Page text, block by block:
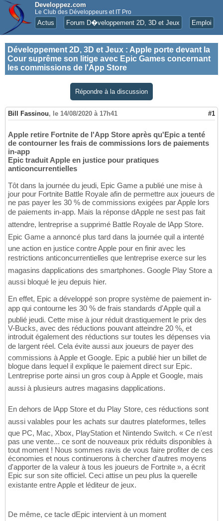
Developpez.com
Le Club des Développeurs et IT Pro
Actus Forum D�veloppement 2D, 3D et Jeux Emploi
Développement 2D, 3D et Jeux : Apple porte devant la
Cour suprême son litige avec Epic Games concernant
les commissions de l'App Store
Répondre à la discussion
Bill Fassinou, le 14/08/2020 à 17h41 #1
Apple retire Fortnite de l'App Store après qu'Epic a tenté
de contourner les frais de commissions lors de paiements
in-app
Epic traduit Apple en justice pour pratiques
anticoncurrentielles
Tôt dans la journée du jeudi, Epic Game a publié une mise à
jour pour Fortnite Battle Royale afin de permettre aux joueurs de
ne pas payer les 30 % de commissions exigées par Apple lors
de paiements in-app. Mais la réponse dApple ne sest pas fait
attendre, lentreprise a supprimé Battle Royale de lApp Store.
Epic Game a annoncé plus tard dans la journée quil a intenté
une action en justice contre Apple pour en finir avec les
restrictions anticoncurrentielles que lentreprise exerce sur les
magasins dapplications des smartphones. Google Play Store a
aussi bloqué le jeu depuis hier.
En effet, Epic a développé son propre système de paiement in-
app qui contourne les 30 % de frais standards d'Apple quil a
publié jeudi. Cette mise à jour réduit drastiquement le prix des
V-Bucks, avec des réductions pouvant atteindre 20 %, et
introduit également des réductions sur toutes les dépenses via
de largent réel. Cela évite aussi aux joueurs de payer des
commissions à Apple et Google. Epic a publié hier un billet de
blogue dans lequel il explique le paiement direct sur Epic.
Lentreprise porte ainsi un gros coup à Apple et Google, mais
aussi à plusieurs autres magasins dapplications.
En dehors de lApp Store et du Play Store, ces réductions sont
aussi valables pour les achats sur dautres plateformes, telles
que PC, Mac, Xbox, PlayStation et Nintendo Switch. « Ce n'est
pas une vente... ce sont de nouveaux prix réduits disponibles à
tout moment ! Nous sommes ravis de vous faire profiter de ces
économies et nous continuerons à chercher d'autres moyens
d'apporter de la valeur à tous les joueurs de Fortnite », a écrit
Epic sur son site officiel. Ceci attise un peu plus la querelle
existante entre Apple et léditeur de jeux.
De même, ce tacle dEpic intervient à un moment